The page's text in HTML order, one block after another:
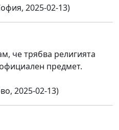
2025-02-13)
че трябва религията
предмет.
2025-02-13)